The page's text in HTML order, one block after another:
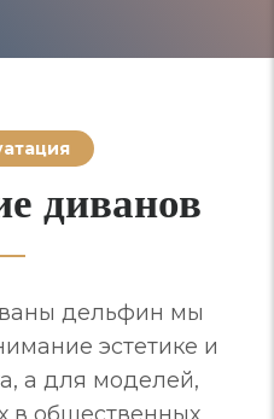
диванов
дельфин мы
эстетике и
а для моделей,